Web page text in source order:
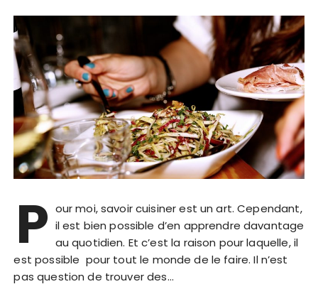
P our moi, savoir cuisiner est un art. Cependant,
il est bien possible d’en apprendre davantage
au quotidien. Et c’est la raison pour laquelle, il
est possible pour tout le monde de le faire. Il n’est
pas question de trouver des…